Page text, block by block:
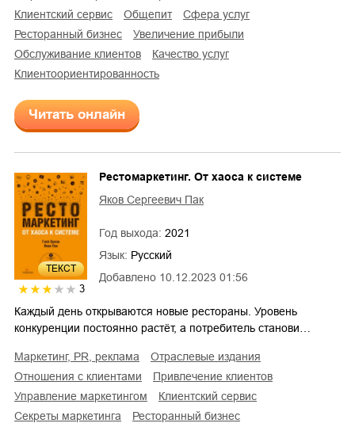
клиентский сервис
общепит
сфера услуг
ресторанный бизнес
увеличение прибыли
обслуживание клиентов
качество услуг
клиентоориентированность
Читать онлайн
ТЕКСТ
3
Добавлено 10.12.2023 01:56
Рестомаркетинг. От хаоса к системе
Яков Сергеевич Пак
Год выхода: 2021
Язык: Русский
Каждый день открываются новые рестораны. Уровень
конкуренции постоянно растёт, а потребитель станови…
маркетинг, PR, реклама
отраслевые издания
отношения с клиентами
привлечение клиентов
управление маркетингом
клиентский сервис
секреты маркетинга
ресторанный бизнес